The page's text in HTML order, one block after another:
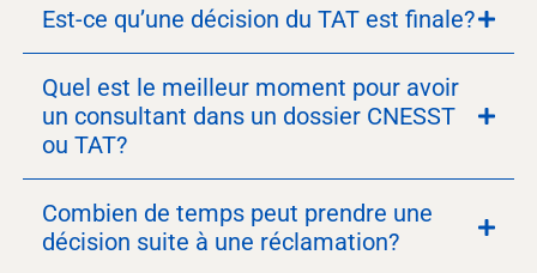
Est-ce qu’une décision du TAT est finale?
Quel est le meilleur moment pour avoir
un consultant dans un dossier CNESST
ou TAT?
Combien de temps peut prendre une
décision suite à une réclamation?